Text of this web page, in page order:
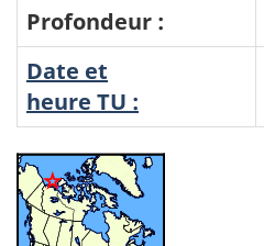
Profondeur :
Date et
heure TU :